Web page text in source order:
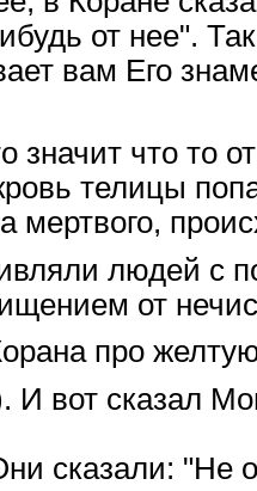
от нее".
вам Его
значит что то
телицы
мертвого,
людей с
от
про
И вот сказал
сказали: